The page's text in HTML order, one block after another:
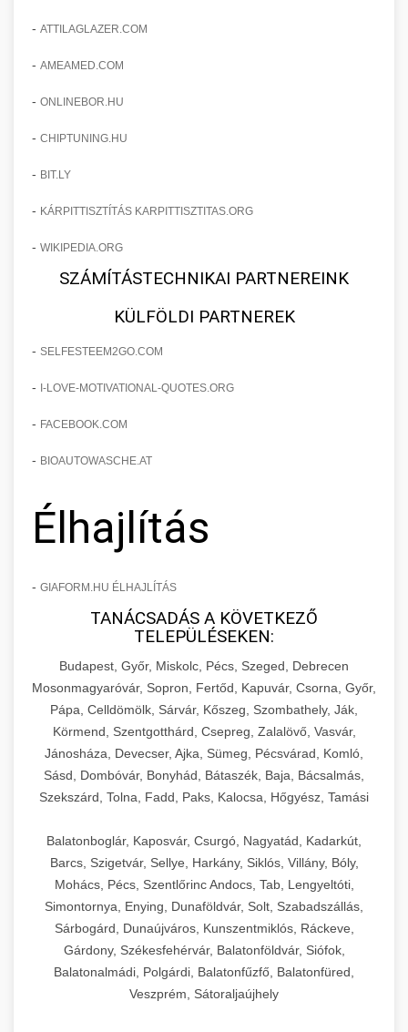
- ATTILAGLAZER.COM
- AMEAMED.COM
- ONLINEBOR.HU
- CHIPTUNING.HU
- BIT.LY
- KÁRPITTISZTÍTÁS KARPITTISZTITAS.ORG
- WIKIPEDIA.ORG
SZÁMÍTÁSTECHNIKAI PARTNEREINK
KÜLFÖLDI PARTNEREK
- SELFESTEEM2GO.COM
- I-LOVE-MOTIVATIONAL-QUOTES.ORG
- FACEBOOK.COM
- BIOAUTOWASCHE.AT
Élhajlítás
- GIAFORM.HU ÉLHAJLÍTÁS
TANÁCSADÁS A KÖVETKEZŐ
TELEPÜLÉSEKEN:
Budapest, Győr, Miskolc, Pécs, Szeged, Debrecen
Mosonmagyaróvár, Sopron, Fertőd, Kapuvár, Csorna, Győr,
Pápa, Celldömölk, Sárvár, Kőszeg, Szombathely, Ják,
Körmend, Szentgotthárd, Csepreg, Zalalövő, Vasvár,
Jánosháza, Devecser, Ajka, Sümeg, Pécsvárad, Komló,
Sásd, Dombóvár, Bonyhád, Bátaszék, Baja, Bácsalmás,
Szekszárd, Tolna, Fadd, Paks, Kalocsa, Hőgyész, Tamási
Balatonboglár, Kaposvár, Csurgó, Nagyatád, Kadarkút,
Barcs, Szigetvár, Sellye, Harkány, Siklós, Villány, Bóly,
Mohács, Pécs, Szentlőrinc Andocs, Tab, Lengyeltóti,
Simontornya, Enying, Dunaföldvár, Solt, Szabadszállás,
Sárbogárd, Dunaújváros, Kunszentmiklós, Ráckeve,
Gárdony, Székesfehérvár, Balatonföldvár, Siófok,
Balatonalmádi, Polgárdi, Balatonfűzfő, Balatonfüred,
Veszprém, Sátoraljaújhely